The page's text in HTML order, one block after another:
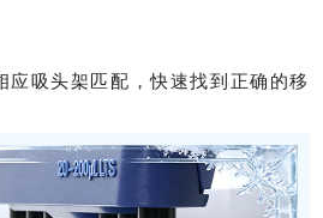
应吸头架匹配，快速找到正确的移